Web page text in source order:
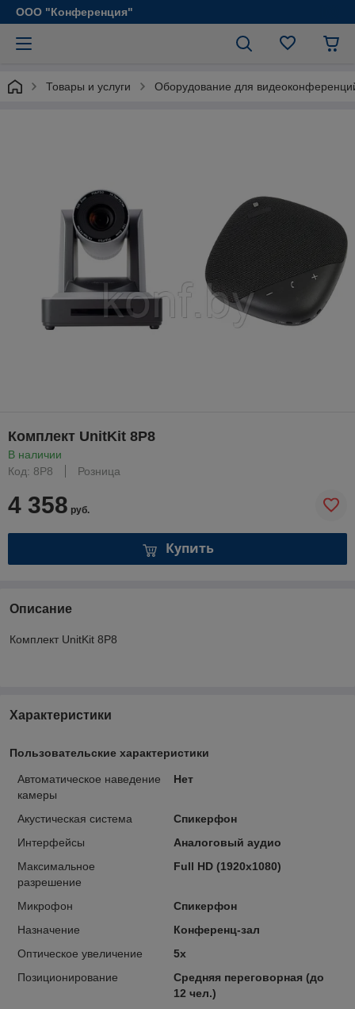
ООО "Конференция"
Товары и услуги Оборудование для
Комплект UnitKit 8P8
В наличии
Код: 8P8
Розница
4 358 руб.
Купить
Описание
Комплект UnitKit 8P8
Характеристики
Пользовательские характеристики
Автоматическое наведение
камеры
Нет
Акустическая система
Спикерфон
Интерфейсы
Аналоговый аудио
Максимальное
разрешение
Full HD (1920x1080)
Микрофон
Спикерфон
Назначение
Конференц-зал
Оптическое увеличение
5x
Позиционирование
Средняя переговорная (до
12 чел.)